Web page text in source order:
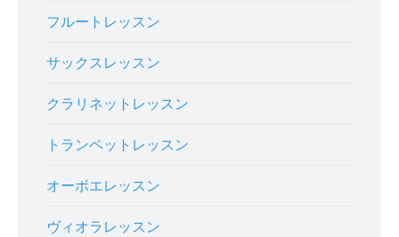
フルートレッスン
サックスレッスン
クラリネットレッスン
トランペットレッスン
オーボエレッスン
ヴィオラレッスン